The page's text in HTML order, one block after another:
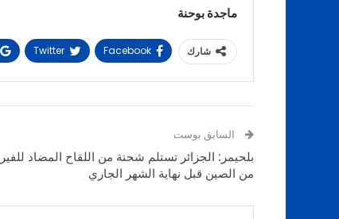
ماجدة بوحنة
شارك Facebook
Twitter
السابق بوست
بلحيمر: الجزائر تستلم شحنة من اللقاح المضاد
من الصين قبل نهاية الشهر الجاري